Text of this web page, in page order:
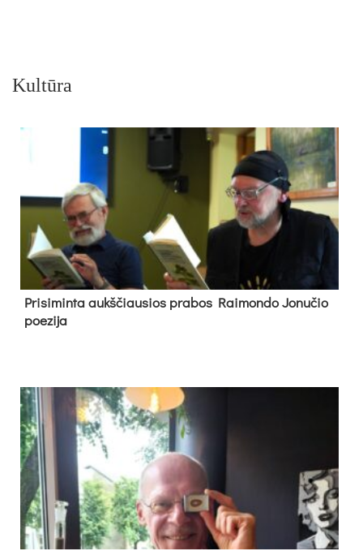
Kultūra
Pri­si­min­ta aukš­čiau­sios pra­bos Rai­mon­do Jo­nu­čio
poe­zi­ja